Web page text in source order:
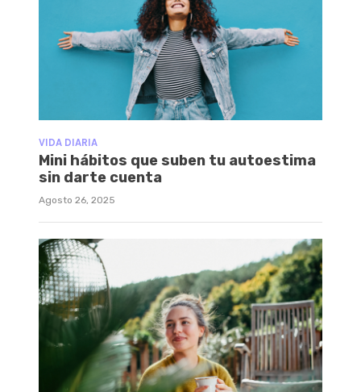
VIDA DIARIA
Mini hábitos que suben tu autoestima
sin darte cuenta
Agosto 26, 2025